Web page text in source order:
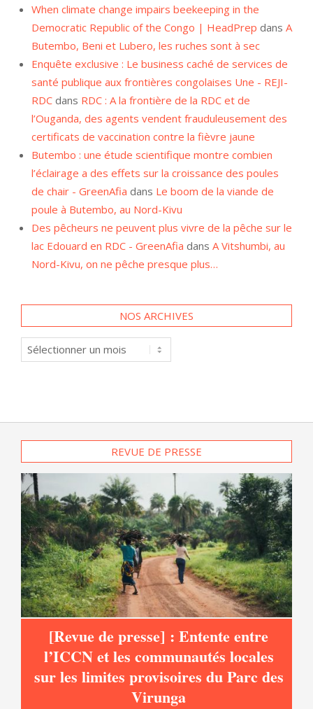
When climate change impairs beekeeping in the
Democratic Republic of the Congo | HeadPrep dans A
Butembo, Beni et Lubero, les ruches sont à sec
Enquête exclusive : Le business caché de services de
santé publique aux frontières congolaises Une - REJI-
RDC dans RDC : A la frontière de la RDC et de
l’Ouganda, des agents vendent frauduleusement des
certificats de vaccination contre la fièvre jaune
Butembo : une étude scientifique montre combien
l’éclairage a des effets sur la croissance des poules
de chair - GreenAfia dans Le boom de la viande de
poule à Butembo, au Nord-Kivu
Des pêcheurs ne peuvent plus vivre de la pêche sur le
lac Edouard en RDC - GreenAfia dans A Vitshumbi, au
Nord-Kivu, on ne pêche presque plus…
NOS ARCHIVES
Nos
archives
REVUE DE PRESSE
[Revue de presse] : Entente entre
l’ICCN et les communautés locales
sur les limites provisoires du Parc des
Virunga